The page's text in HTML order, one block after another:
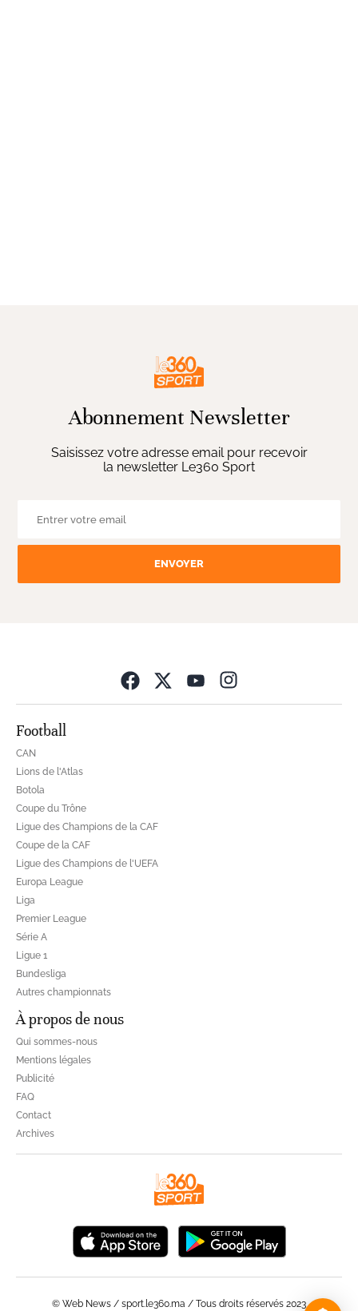
Abonnement Newsletter
Saisissez votre adresse email pour recevoir
la newsletter Le360 Sport
ENVOYER
Football
CAN
Lions de l'Atlas
Botola
Coupe du Trône
Ligue des Champions de la CAF
Coupe de la CAF
Ligue des Champions de l'UEFA
Europa League
Liga
Premier League
Série A
Ligue 1
Bundesliga
Autres championnats
À propos de nous
Qui sommes-nous
Mentions légales
Publicité
FAQ
Contact
Archives
© Web News / sport.le360.ma / Tous droits réservés 2023